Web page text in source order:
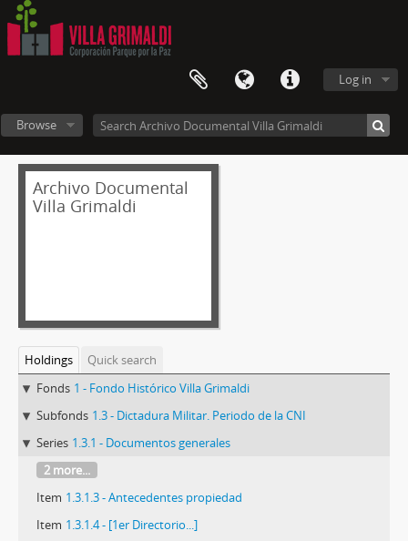
Log in
Browse
Archivo Documental
Villa Grimaldi
Holdings
Quick search
Fonds 1 - Fondo Histórico Villa Grimaldi
Subfonds 1.3 - Dictadura Militar. Periodo de la CNI
Series 1.3.1 - Documentos generales
2 more...
Item 1.3.1.3 - Antecedentes propiedad
Item 1.3.1.4 - [1er Directorio...]